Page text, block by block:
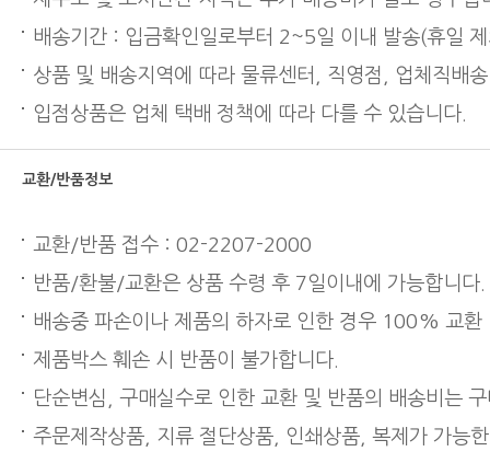
배송기간 : 입금확인일로부터 2~5일 이내 발송(휴일
상품 및 배송지역에 따라 물류센터, 직영점, 업체직배
입점상품은 업체 택배 정책에 따라 다를 수 있습니다.
교환/반품정보
교환/반품 접수 : 02-2207-2000
반품/환불/교환은 상품 수령 후 7일이내에 가능합니다.
배송중 파손이나 제품의 하자로 인한 경우 100% 교환
제품박스 훼손 시 반품이 불가합니다.
단순변심, 구매실수로 인한 교환 및 반품의 배송비는
주문제작상품, 지류 절단상품, 인쇄상품, 복제가 가능